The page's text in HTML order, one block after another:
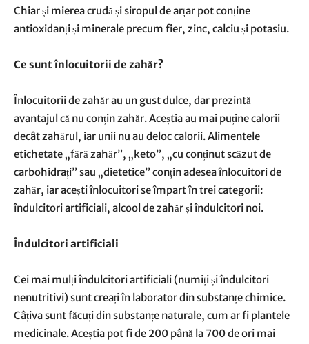
Chiar și mierea crudă și siropul de arțar pot conține
antioxidanți și minerale precum fier, zinc, calciu și potasiu.
Ce sunt înlocuitorii de zahăr?
Înlocuitorii de zahăr au un gust dulce, dar prezintă
avantajul că nu conțin zahăr. Aceștia au mai puține calorii
decât zahărul, iar unii nu au deloc calorii. Alimentele
etichetate „fără zahăr”, „keto”, „cu conținut scăzut de
carbohidrați” sau „dietetice” conțin adesea înlocuitori de
zahăr, iar acești înlocuitori se împart în trei categorii:
îndulcitori artificiali, alcool de zahăr și îndulcitori noi.
Îndulcitori artificiali
Cei mai mulți îndulcitori artificiali (numiți și îndulcitori
nenutritivi) sunt creați în laborator din substanțe chimice.
Câțiva sunt făcuți din substanțe naturale, cum ar fi plantele
medicinale. Aceștia pot fi de 200 până la 700 de ori mai